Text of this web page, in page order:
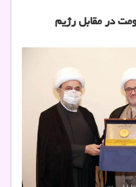
در مقابل رژیم